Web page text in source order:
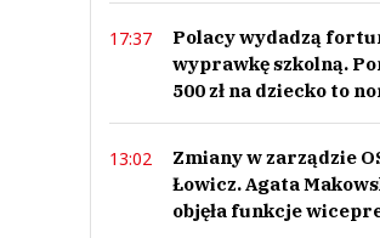
Piotr
09.04.2021 / 16:00
17:37
Polacy wydadzą
wyprawkę szkolną.
500 zł na dziecko to
13:02
Zmiany w zarządzie
Łowicz. Agata
objęła funkcje